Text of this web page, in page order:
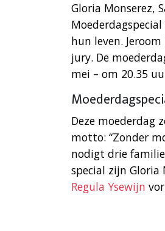
Gloria Monserez,
hun leven.
jury. De
mei – om 20.35
Deze moederdag
motto: “Zonder
nodigt drie
special zijn Gloria
Regula Ysewijn